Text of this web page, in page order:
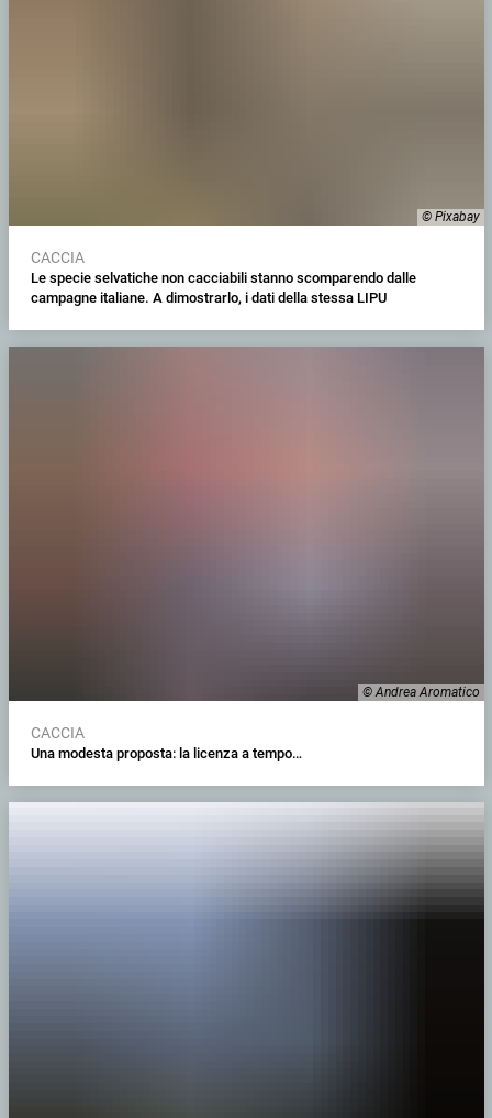
© Pixabay
CACCIA
Le specie selvatiche non cacciabili stanno scomparendo dalle
campagne italiane. A dimostrarlo, i dati della stessa LIPU
© Andrea Aromatico
CACCIA
Una modesta proposta: la licenza a tempo…